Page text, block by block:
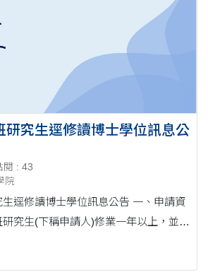
研究生逕修讀博士學位訊息公
閱 : 43
院
讀博士學位訊息公告 一、申請資
究生(下稱申請人)修業一年以上，並具
年成績達該班全班人數前百分之十以
上專任教師（其....